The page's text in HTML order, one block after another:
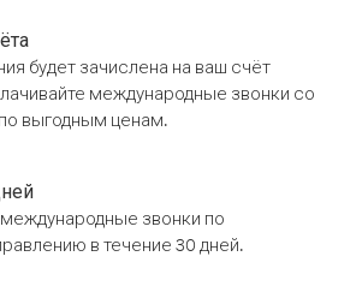
будет зачислена на ваш счёт
международные звонки со
выгодным ценам.
звонки по
в течение 30 дней.